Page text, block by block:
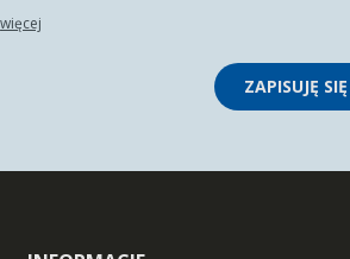
więcej
ZAPISUJĘ SIĘ